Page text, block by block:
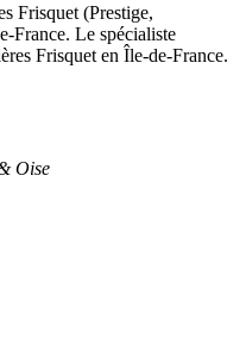
Frisquet (Prestige,
France. Le spécialiste
Frisquet en Île-de-France.
Oise